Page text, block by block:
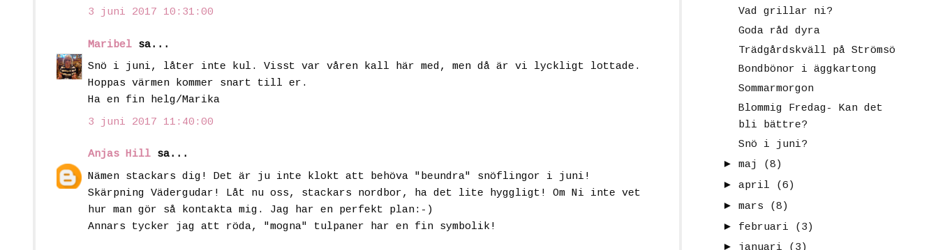
3 juni 2017 10:31:00
Maribel sa...
Snö i juni, låter inte kul. Visst var våren kall här med, men då är vi lyckligt lottade.
Hoppas värmen kommer snart till er.
Ha en fin helg/Marika
3 juni 2017 11:40:00
Anjas Hill sa...
Nämen stackars dig! Det är ju inte klokt att behöva "beundra" snöflingor i juni!
Skärpning Vädergudar! Låt nu oss, stackars nordbor, ha det lite hyggligt! Om Ni inte vet
hur man gör så kontakta mig. Jag har en perfekt plan:-)
Annars tycker jag att röda, "mogna" tulpaner har en fin symbolik!
Vad grillar ni?
Goda råd dyra
Trädgårdskväll på Strömsö
Bondbönor i äggkartong
Sommarmorgon
Blommig Fredag- Kan det
bli bättre?
Snö i juni?
► maj
(8)
► april
(6)
► mars
(8)
► februari
(3)
►